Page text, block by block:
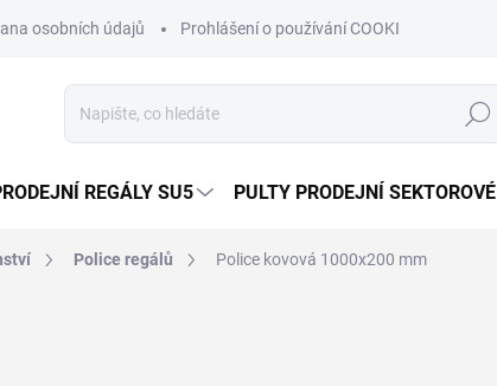
osobních údajů Prohlášení o používání COOKIES
Hledat
REGÁLY SU5 PULTY PRODEJNÍ SEKTOROVÉ
Police regálů Police kovová 1000x200 mm